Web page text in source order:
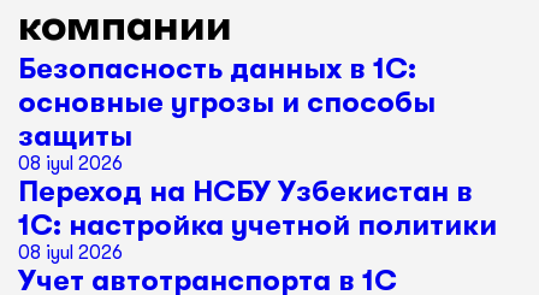
компании
Безопасность данных в 1С:
основные угрозы и способы
защиты
08 iyul 2026
Переход на НСБУ Узбекистан в
1С: настройка учетной политики
08 iyul 2026
Учет автотранспорта в 1С